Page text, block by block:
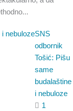
SNS
odbornik
Tošić: Pišu
same
budalaštine
i nebuloze
1